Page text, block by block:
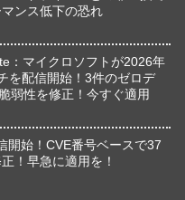
ンス低下の恐れ
：マイクロソフトが2026年
を配信開始！3件のゼロデ
弱性を修正！今すぐ適用
開始！CVE番号ベースで37
！早急に適用を！